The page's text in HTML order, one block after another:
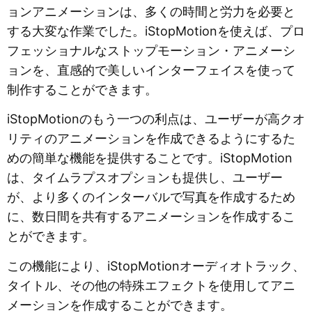
ョンアニメーションは、多くの時間と労力を必要と
する大変な作業でした。iStopMotionを使えば、プロ
フェッショナルなストップモーション・アニメーシ
ョンを、直感的で美しいインターフェイスを使って
制作することができます。
iStopMotionのもう一つの利点は、ユーザーが高クオ
リティのアニメーションを作成できるようにするた
めの簡単な機能を提供することです。iStopMotion
は、タイムラプスオプションも提供し、ユーザー
が、より多くのインターバルで写真を作成するため
に、数日間を共有するアニメーションを作成するこ
とができます。
この機能により、iStopMotionオーディオトラック、
タイトル、その他の特殊エフェクトを使用してアニ
メーションを作成することができます。